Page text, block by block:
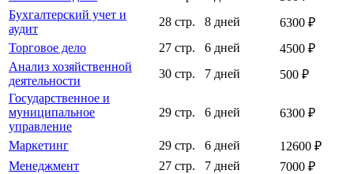
Бухгалтерский учет и
аудит
28 стр. 8 дней
6300 ₽
Торговое дело
27 стр. 6 дней
4500 ₽
Анализ хозяйственной
деятельности
30 стр. 7 дней
500 ₽
Государственное и
муниципальное
управление
29 стр. 6 дней 6300 ₽
Маркетинг 29 стр. 6 дней
12600 ₽
Менеджмент
27 стр. 7 дней
7000 ₽